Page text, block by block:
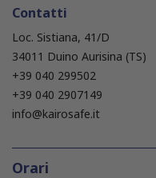
Contatti
Loc. Sistiana, 41/D
34011 Duino Aurisina (TS)
+39 040 299502
+39 040 2907149
info@kairosafe.it
Orari